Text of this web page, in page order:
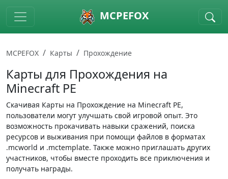
Skip to main content MCPEFOX
MCPEFOX Карты Прохождение
Карты для Прохождения на
Minecraft PE
Скачивая Карты на Прохождение на Minecraft PE,
пользователи могут улучшать свой игровой опыт. Это
возможность прокачивать навыки сражений, поиска
ресурсов и выживания при помощи файлов в форматах
.mcworld и .mctemplate. Также можно приглашать других
участников, чтобы вместе проходить все приключения и
получать награды.